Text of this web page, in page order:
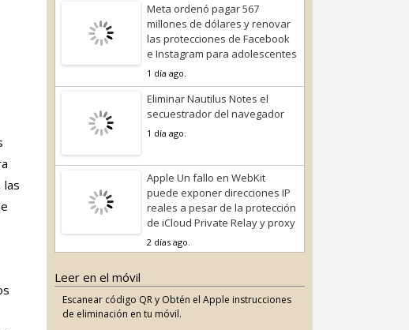
Meta ordenó pagar 567
millones de dólares y renovar
las protecciones de Facebook
e Instagram para adolescentes
1 día ago.
Eliminar Nautilus Notes el
secuestrador del navegador
1 día ago.
Apple Un fallo en WebKit
puede exponer direcciones IP
reales a pesar de la protección
de iCloud Private Relay y proxy
2 días ago.
Leer en el móvil
Escanear código QR y Obtén el Apple instrucciones
de eliminación en tu móvil.